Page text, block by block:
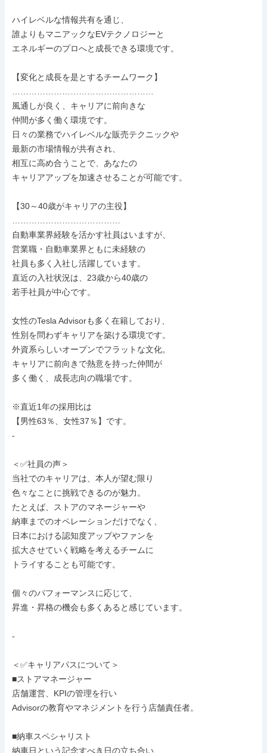
ハイレベルな情報共有を通じ、
誰よりもマニアックなEVテクノロジーと
エネルギーのプロへと成長できる環境です。
【変化と成長を是とするチームワーク】
風通しが良く、キャリアに前向きな
仲間が多く働く環境です。
日々の業務でハイレベルな販売テクニックや
最新の市場情報が共有され、
相互に高め合うことで、あなたの
キャリアアップを加速させることが可能です。
【30～40歳がキャリアの主役】
自動車業界経験を活かす社員はいますが、
営業職・自動車業界ともに未経験の
社員も多く入社し活躍しています。
直近の入社状況は、23歳から40歳の
若手社員が中心です。
女性のTesla Advisorも多く在籍しており、
性別を問わずキャリアを築ける環境です。
外資系らしいオープンでフラットな文化。
キャリアに前向きで熱意を持った仲間が
多く働く、成長志向の職場です。
※直近1年の採用比は
【男性63％、女性37％】です。
-
＜✅社員の声＞
当社でのキャリアは、本人が望む限り
色々なことに挑戦できるのが魅力。
たとえば、ストアのマネージャーや
納車までのオペレーションだけでなく、
日本における認知度アップやファンを
拡大させていく戦略を考えるチームに
トライすることも可能です。
個々のパフォーマンスに応じて、
昇進・昇格の機会も多くあると感じています。
-
＜✅キャリアパスについて＞
■ストアマネージャー
店舗運営、KPIの管理を行い
Advisorの教育やマネジメントを行う店舗責任者。
■納車スペシャリスト
納車日という記念すべき日の立ち合い、